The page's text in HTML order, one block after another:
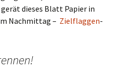
dieses Blatt Papier in
Nachmittag – Zielflaggen-